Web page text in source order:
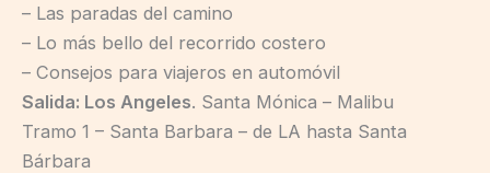
– Las paradas del camino
– Lo más bello del recorrido costero
– Consejos para viajeros en automóvil
Salida: Los Angeles. Santa Mónica – Malibu
Tramo 1 – Santa Barbara – de LA hasta Santa
Bárbara